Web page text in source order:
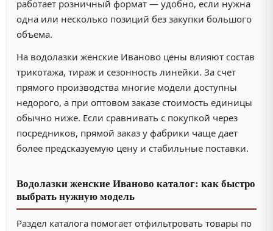
работает розничный формат — удобно, если нужна
одна или несколько позиций без закупки большого
объема.
На водолазки женские Иваново цены влияют состав
трикотажа, тираж и сезонность линейки. За счет
прямого производства многие модели доступны
недорого, а при оптовом заказе стоимость единицы
обычно ниже. Если сравнивать с покупкой через
посредников, прямой заказ у фабрики чаще дает
более предсказуемую цену и стабильные поставки.
Водолазки женские Иваново каталог: как быстро
выбрать нужную модель
Раздел каталога помогает отфильтровать товары по